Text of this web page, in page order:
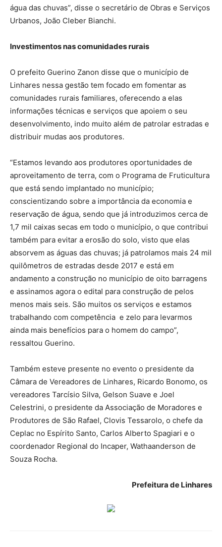
água das chuvas”, disse o secretário de Obras e Serviços
Urbanos, João Cleber Bianchi.
Investimentos nas comunidades rurais
O prefeito Guerino Zanon disse que o município de
Linhares nessa gestão tem focado em fomentar as
comunidades rurais familiares, oferecendo a elas
informações técnicas e serviços que apoiem o seu
desenvolvimento, indo muito além de patrolar estradas e
distribuir mudas aos produtores.
“Estamos levando aos produtores oportunidades de
aproveitamento de terra, com o Programa de Fruticultura
que está sendo implantado no município;
conscientizando sobre a importância da economia e
reservação de água, sendo que já introduzimos cerca de
1,7 mil caixas secas em todo o município, o que contribui
também para evitar a erosão do solo, visto que elas
absorvem as águas das chuvas; já patrolamos mais 24 mil
quilômetros de estradas desde 2017 e está em
andamento a construção no município de oito barragens
e assinamos agora o edital para construção de pelos
menos mais seis. São muitos os serviços e estamos
trabalhando com competência e zelo para levarmos
ainda mais benefícios para o homem do campo”,
ressaltou Guerino.
Também esteve presente no evento o presidente da
Câmara de Vereadores de Linhares, Ricardo Bonomo, os
vereadores Tarcísio Silva, Gelson Suave e Joel
Celestrini, o presidente da Associação de Moradores e
Produtores de São Rafael, Clovis Tessarolo, o chefe da
Ceplac no Espírito Santo, Carlos Alberto Spagiari e o
coordenador Regional do Incaper, Wathaanderson de
Souza Rocha.
Prefeitura de Linhares